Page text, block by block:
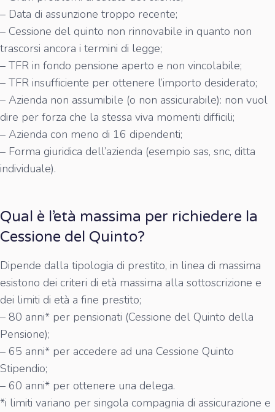
– Data di assunzione troppo recente;
– Cessione del quinto non rinnovabile in quanto non
trascorsi ancora i termini di legge;
– TFR in fondo pensione aperto e non vincolabile;
– TFR insufficiente per ottenere l’importo desiderato;
– Azienda non assumibile (o non assicurabile): non vuol
dire per forza che la stessa viva momenti difficili;
– Azienda con meno di 16 dipendenti;
– Forma giuridica dell’azienda (esempio sas, snc, ditta
individuale).
Qual è l’età massima per richiedere la
Cessione del Quinto?
Dipende dalla tipologia di prestito, in linea di massima
esistono dei criteri di età massima alla sottoscrizione e
dei limiti di età a fine prestito;
– 80 anni* per pensionati (Cessione del Quinto della
Pensione);
– 65 anni* per accedere ad una Cessione Quinto
Stipendio;
– 60 anni* per ottenere una delega.
*i limiti variano per singola compagnia di assicurazione e